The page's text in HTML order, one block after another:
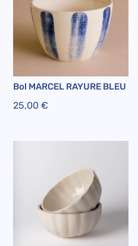
Bol MARCEL RAYURE BLEU
25,00€